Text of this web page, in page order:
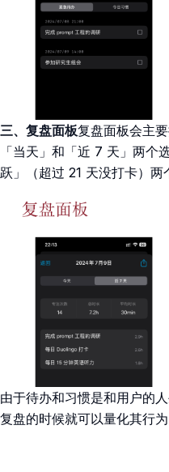
三、复盘面板复盘面板会主
「当天」和「近 7 天」两个
跃」（超过 21 天没打卡）两
由于待办和习惯是和用户的
复盘的时候就可以量化其行为